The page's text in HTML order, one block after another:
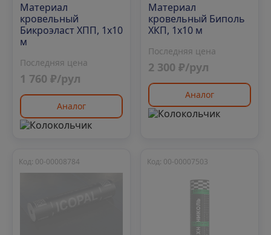
Материал
кровельный
Бикроэласт ХПП, 1х10
м
Последняя цена
1 760 ₽/рул
Аналог
Материал
кровельный Биполь
ХКП, 1х10 м
Последняя цена
2 300 ₽/рул
Аналог
Код: 00-00008784 Код: 00-00007503